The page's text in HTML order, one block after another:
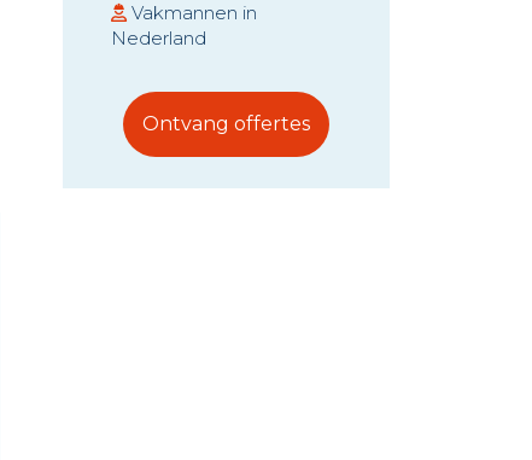
Vakmannen in
Nederland
Ontvang offertes